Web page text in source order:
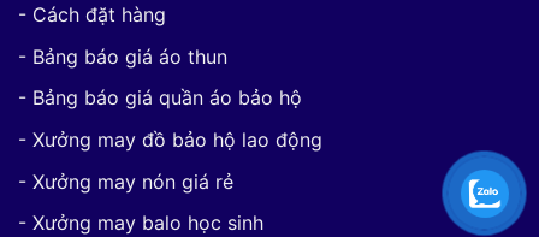
- Cách đặt hàng
- Bảng báo giá áo thun
- Bảng báo giá quần áo bảo hộ
- Xưởng may đồ bảo hộ lao động
- Xưởng may nón giá rẻ
- Xưởng may balo học sinh